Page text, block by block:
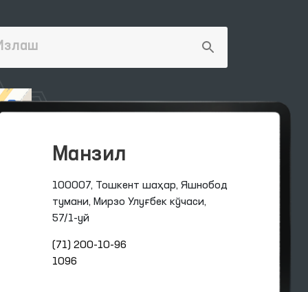
Манзил
100007, Тошкент шаҳар, Яшнобод
тумани, Мирзо Улуғбек кўчаси,
57/1-уй
(71) 200-10-96
1096